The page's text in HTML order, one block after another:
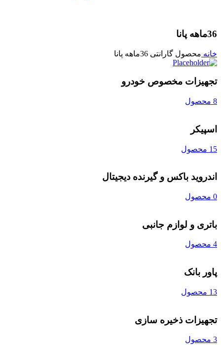
36ماهه پانا
خانه محصول گارانتی 36ماهه پانا
تجهیزات مخصوص خودرو
8 محصول
اسپیکر
15 محصول
اندروید باکس و گیرنده دیجیتال
0 محصول
باتری و لوازم جانبی
4 محصول
پاور بانک
13 محصول
تجهیزات ذخیره سازی
3 محصول